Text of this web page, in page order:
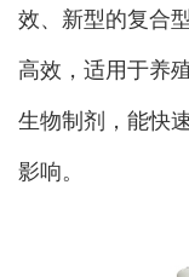
效、新型的复合
高效，适用于养
生物制剂，能快
影响。